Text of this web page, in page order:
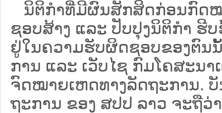
ນິ​ຕິ​ກຳ​ທີ່​ມີ​ຜົນ​ສັກ​ສິດ​ກ່ອນ​ກົດ​ໝ
ຊອບ​ສ້າງ ແລະ ປັບ​ປຸງນິ​ຕິ​ກຳ ຮີ
ຢູ່ໃນຄວາມຮັບຜິດຊອບຂອງຕົນ
ການ ແລະ ເວັບໄຊ​ ກົມໂຄສະນ
ຈົດໝາຍເຫດທາງລັດຖະການ.
ຖະ​ການ ຂອງ ສປ​ປ ລາວ ​ຈະຖື​